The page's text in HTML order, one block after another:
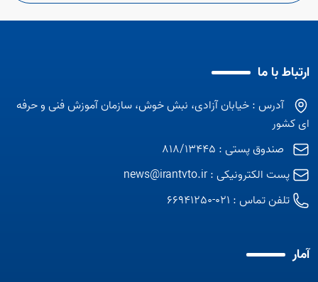
ارتباط با ما
آدرس : خیابان آزادی، نبش خوش، سازمان آموزش فنی و حرفه
ای کشور
صندوق پستی : 818/13445
پست الکترونیکی :news@irantvto.ir
تلفن تماس : 021-66941250
آمار